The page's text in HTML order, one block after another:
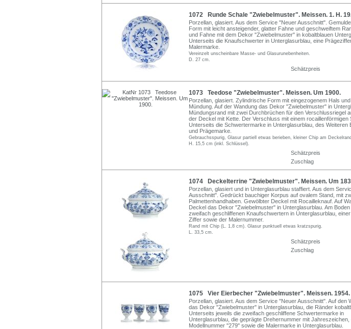
1072 Runde Schale "Zwiebelmuster". Meissen. 1. H.
Porzellan, glasiert. Aus dem Service "Neuer Ausschnitt".
Form mit leicht ansteigender, glatter Fahne und geschweiftem
und Fahne mit dem Dekor "Zwiebelmuster" in kobaltblauen
Unterseits die Knaufschwerter in Unterglasurblau, eine
Malermarke.
Vereinzelt unscheinbare Masse- und Glasurunebenheiten.
D. 27 cm.
Schätzpreis
1073 Teedose "Zwiebelmuster". Meissen. Um 1900.
Porzellan, glasiert. Zylindrische Form mit eingezogenem Hals
Mündung. Auf der Wandung das Dekor "Zwiebelmuster" in
Mündungsrand mit zwei Durchbrüchen für den Verschlussriegel
der Deckel mit Kette. Der Verschluss mit einem rocaillenförmigen
Unterseits die Schwertermarke in Unterglasurblau, des Weiteren
und Prägemarke.
Gebrauchsspurig, Glasur partiell etwas berieben, kleiner Chip am
H. 15,5 cm (inkl. Schlüssel).
Schätzpreis
Zuschlag
1074 Deckelterrine "Zwiebelmuster". Meissen. Um
Porzellan, glasiert und in Unterglasurblau staffiert. Aus dem
Ausschnitt". Gedrückt bauchiger Korpus auf ovalem Stand, mit
Palmettenhandhaben. Gewölbter Deckel mit Rocailleknauf. Auf
Deckel das Dekor "Zwiebelmuster" in Unterglasurblau. Am Boden
zweifach geschliffenen Knaufschwertern in Unterglasurblau,
Ziffer sowie der Malernummer.
Rand mit Chip (L. 1,8 cm). Glasur punktuell etwas kratzspurig.
L. 33,5 cm.
Schätzpreis
Zuschlag
1075 Vier Eierbecher "Zwiebelmuster". Meissen. 1954.
Porzellan, glasiert. Aus dem Service "Neuer Ausschnitt". Auf den
das Dekor "Zwiebelmuster" in Unterglasurblau, die Ränder
Unterseits jeweils die zweifach geschliffene Schwertermarke in
Unterglasurblau, die geprägte Drehernummer mit Jahreszeichen,
Modellnummer "279" sowie die Malermarke in Unterglasurblau.